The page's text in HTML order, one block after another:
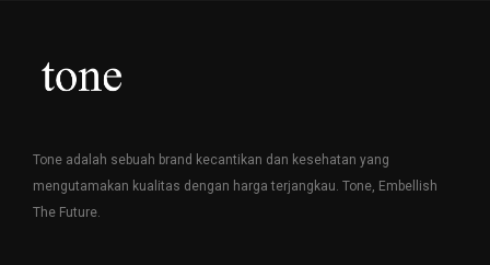
Tone adalah sebuah brand kecantikan dan kesehatan yang
mengutamakan kualitas dengan harga terjangkau. Tone, Embellish
The Future.